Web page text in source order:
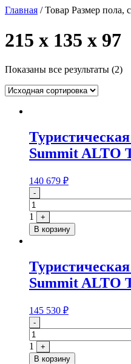
Главная / Товар Размер пола,
215 x 135 x 97
Показаны все результаты (2)
Summit ALTO
140 679 ₽
Quantity
-
1
+
В корзину
Summit ALTO
145 530 ₽
Quantity
-
1
+
В корзину